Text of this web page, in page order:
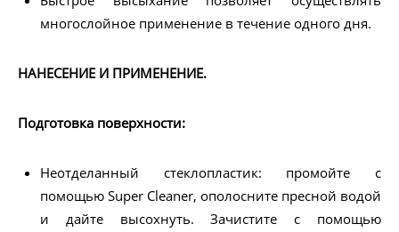
многослойное применение в течение одного дня.
НАНЕСЕНИЕ И ПРИМЕНЕНИЕ.
Подготовка поверхности:
Неотделанный стеклопластик: промойте с
помощью Super Cleaner, ополосните пресной водой
и дайте высохнуть. Зачистите с помощью